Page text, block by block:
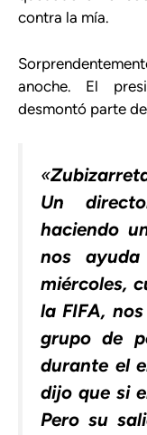
contra la mía.
anoche. El
desmontó parte
«
Un
haciendo
nos
miércoles,
la FIFA,
grupo de
durante el
dijo que si
Pero su